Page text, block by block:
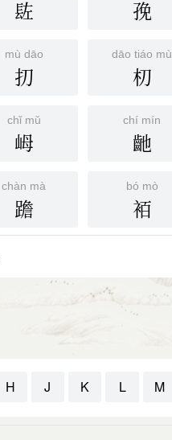
䦈 㝃
mù dāo
㧅
dāo tiáo mù
朷
chǐ mǔ
㟂
chí mín
䶔
chàn mà
䠨
bó mò
袹
H J K L M